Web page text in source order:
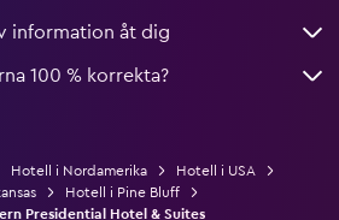
information åt dig
100 % korrekta?
Hotell i Nordamerika
Hotell i USA
Hotell i Pine Bluff
Presidential Hotel & Suites